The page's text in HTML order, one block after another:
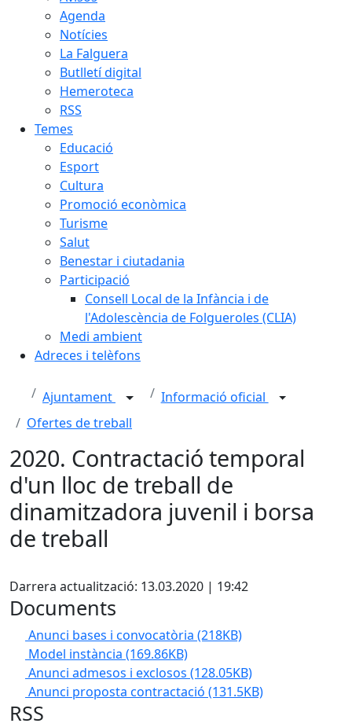
Agenda
Notícies
La Falguera
Butlletí digital
Hemeroteca
RSS
Temes
Educació
Esport
Cultura
Promoció econòmica
Turisme
Salut
Benestar i ciutadania
Participació
Consell Local de la Infància i de
l'Adolescència de Folgueroles (CLIA)
Medi ambient
Adreces i telèfons
Ajuntament
Informació oficial
Ofertes de treball
2020. Contractació temporal
d'un lloc de treball de
dinamitzadora juvenil i borsa
de treball
Darrera actualització: 13.03.2020 | 19:42
Documents
Anunci bases i convocatòria (218KB)
Model instància (169.86KB)
Anunci admesos i exclosos (128.05KB)
Anunci proposta contractació (131.5KB)
RSS